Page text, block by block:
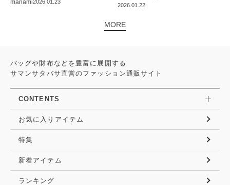
2026.01.23
manami
2026.01.22
MORE
バッグや財布などを豊富に展開する
サマンサタバサ直営のファッション通販サイト
CONTENTS
お気に入りアイテム
特集
新着アイテム
ランキング